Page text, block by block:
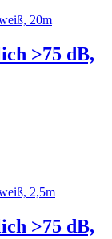
>75 dB,
>75 dB,